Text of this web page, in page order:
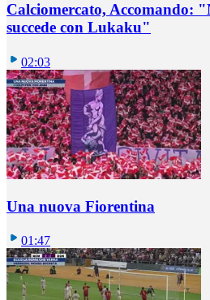
Calciomercato, Accomando:
succede con Lukaku"
02:03
Una nuova Fiorentina
01:47